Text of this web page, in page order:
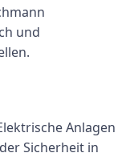
und
Anlagen
Sicherheit in